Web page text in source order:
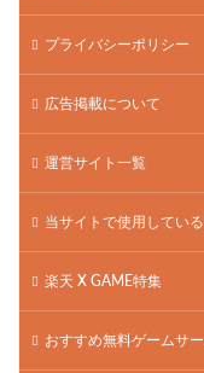
プライバシーポリシー
広告掲載について
運営サイト一覧
当サイトで使用してい
楽天 X GAME特集
おすすめ無料ゲームサ